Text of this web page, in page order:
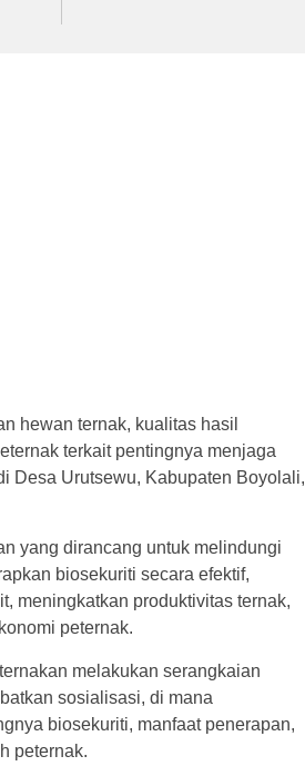
hewan ternak, kualitas hasil
terkait pentingnya menjaga
Desa Urutsewu, Kabupaten Boyolali,
yang dirancang untuk melindungi
biosekuriti secara efektif,
meningkatkan produktivitas ternak,
peternak.
melakukan serangkaian
sosialisasi, di mana
biosekuriti, manfaat penerapan,
peternak.